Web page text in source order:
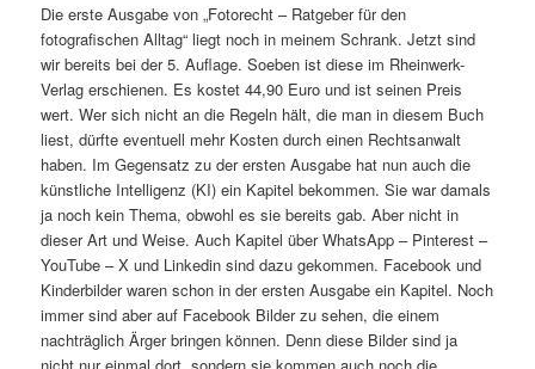
Die erste Ausgabe von „Fotorecht – Ratgeber für den
fotografischen Alltag“ liegt noch in meinem Schrank. Jetzt sind
wir bereits bei der 5. Auflage. Soeben ist diese im Rheinwerk-
Verlag erschienen. Es kostet 44,90 Euro und ist seinen Preis
wert. Wer sich nicht an die Regeln hält, die man in diesem Buch
liest, dürfte eventuell mehr Kosten durch einen Rechtsanwalt
haben. Im Gegensatz zu der ersten Ausgabe hat nun auch die
künstliche Intelligenz (KI) ein Kapitel bekommen. Sie war damals
ja noch kein Thema, obwohl es sie bereits gab. Aber nicht in
dieser Art und Weise. Auch Kapitel über WhatsApp – Pinterest –
YouTube – X und Linkedin sind dazu gekommen. Facebook und
Kinderbilder waren schon in der ersten Ausgabe ein Kapitel. Noch
immer sind aber auf Facebook Bilder zu sehen, die einem
nachträglich Ärger bringen können. Denn diese Bilder sind ja